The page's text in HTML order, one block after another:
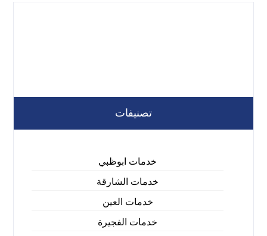
تصنيفات
خدمات ابوظبي
خدمات الشارقة
خدمات العين
خدمات الفجيرة